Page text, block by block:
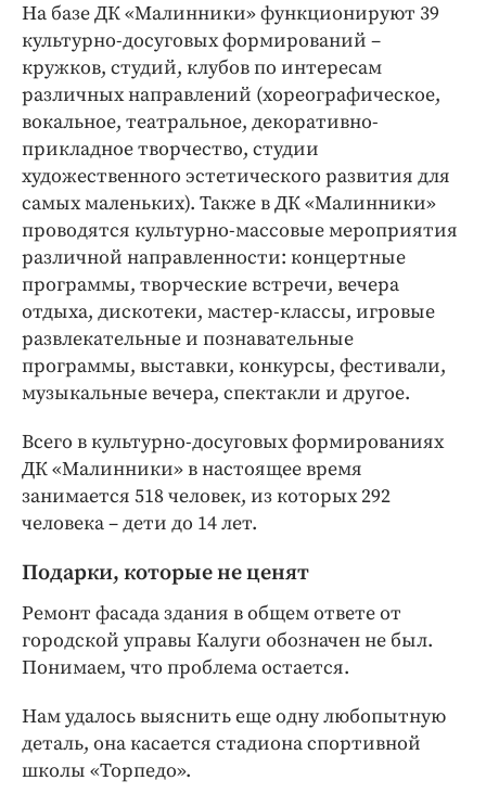
На базе ДК «Малинники» функционируют 39
культурно-досуговых формирований –
кружков, студий, клубов по интересам
различных направлений (хореографическое,
вокальное, театральное, декоративно-
прикладное творчество, студии
художественного эстетического развития для
самых маленьких). Также в ДК «Малинники»
проводятся культурно-массовые мероприятия
различной направленности: концертные
программы, творческие встречи, вечера
отдыха, дискотеки, мастер-классы, игровые
развлекательные и познавательные
программы, выставки, конкурсы, фестивали,
музыкальные вечера, спектакли и другое.
Всего в культурно-досуговых формированиях
ДК «Малинники» в настоящее время
занимается 518 человек, из которых 292
человека – дети до 14 лет.
Подарки, которые не ценят
Ремонт фасада здания в общем ответе от
городской управы Калуги обозначен не был.
Понимаем, что проблема остается.
Нам удалось выяснить еще одну любопытную
деталь, она касается стадиона спортивной
школы «Торпедо».